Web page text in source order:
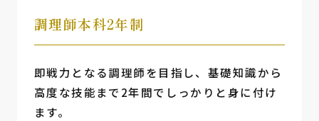
調理師本科2年制
即戦力となる調理師を目指し、基礎知識から
高度な技能まで2年間でしっかりと身に付け
ます。